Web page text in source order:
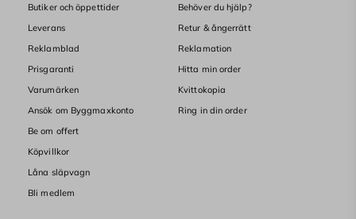
Butiker och öppettider
Leverans
Reklamblad
Prisgaranti
Varumärken
Ansök om Byggmaxkonto
Be om offert
Köpvillkor
Låna släpvagn
Bli medlem
Behöver du hjälp?
Retur & ångerrätt
Reklamation
Hitta min order
Kvittokopia
Ring in din order